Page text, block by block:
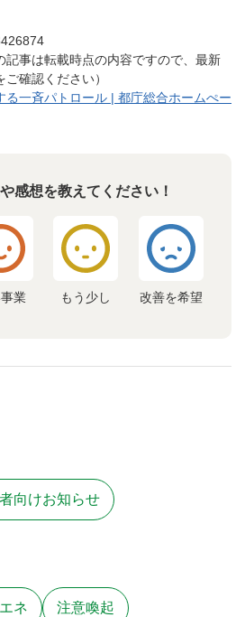
記事は転載時点の内容ですので、最新
確認ください）
る一斉パトロール | 都庁総合ホームぺー
感想を教えてください！
業 もう少し 改善を希望
向けお知らせ
ネ 注意喚起